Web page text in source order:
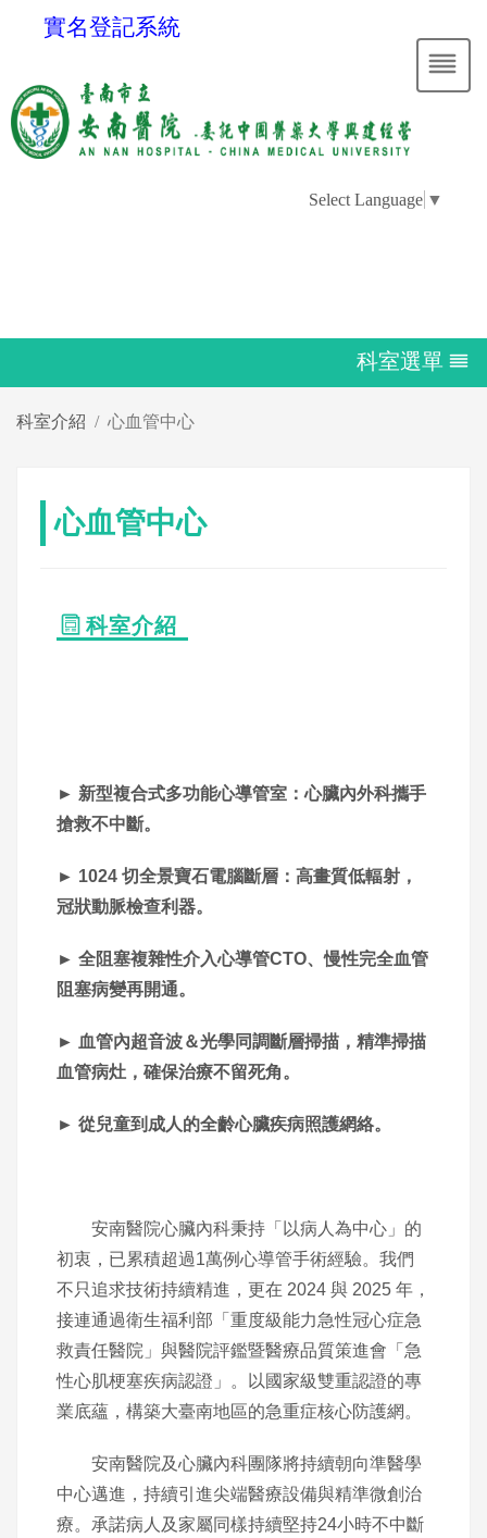
實名登記系統
Select Language ▼
科室選單
科室介紹 心血管中心
心血管中心
科室介紹
► 新型複合式多功能心導管室：心臟內外科攜手
搶救不中斷。
► 1024 切全景寶石電腦斷層：高畫質低輻射，
冠狀動脈檢查利器。
► 全阻塞複雜性介入心導管CTO、慢性完全血管
阻塞病變再開通。
► 血管內超音波＆光學同調斷層掃描，精準掃描
血管病灶，確保治療不留死角。
► 從兒童到成人的全齡心臟疾病照護網絡。
安南醫院心臟內科秉持「以病人為中心」的
初衷，已累積超過1萬例心導管手術經驗。我們
不只追求技術持續精進，更在 2024 與 2025 年，
接連通過衛生福利部「重度級能力急性冠心症急
救責任醫院」與醫院評鑑暨醫療品質策進會「急
性心肌梗塞疾病認證」。以國家級雙重認證的專
業底蘊，構築大臺南地區的急重症核心防護網。
安南醫院及心臟內科團隊將持續朝向準醫學
中心邁進，持續引進尖端醫療設備與精準微創治
療。承諾病人及家屬同樣持續堅持24小時不中斷